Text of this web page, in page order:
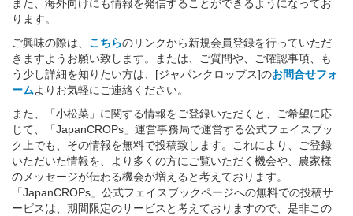
また、海外向けにも情報を発信することができるようになってお
ります。
ご興味の際は、 こちらのリンクから新規会員登録を行っていただ
きますようお願い致します。または、ご質問や、ご確認事項、も
う少し詳細を知りたい方は、[ジャパンクロップス]のお問合せフォ
ームよりお気軽にご連絡ください。
また、「小松菜」に関する情報をご登録いただくと、ご希望に応
じて、「JapanCROPs」運営事務局で運営する公式フェイスブッ
ク上でも、その情報を無料で投稿致します。これにより、ご登録
いただいた情報を、より多くの方にご覧いただく機会や、農家様
のメッセージが伝わる機会が増えると考えております。
「JapanCROPs」公式フェイスブックページへの無料での投稿サ
ービスは、期間限定のサービスと考えておりますので、是非この